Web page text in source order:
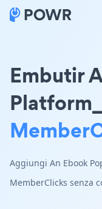
Embutir
Aggiungi An Ebook
MemberClicks senza